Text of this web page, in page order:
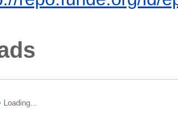
Loading...